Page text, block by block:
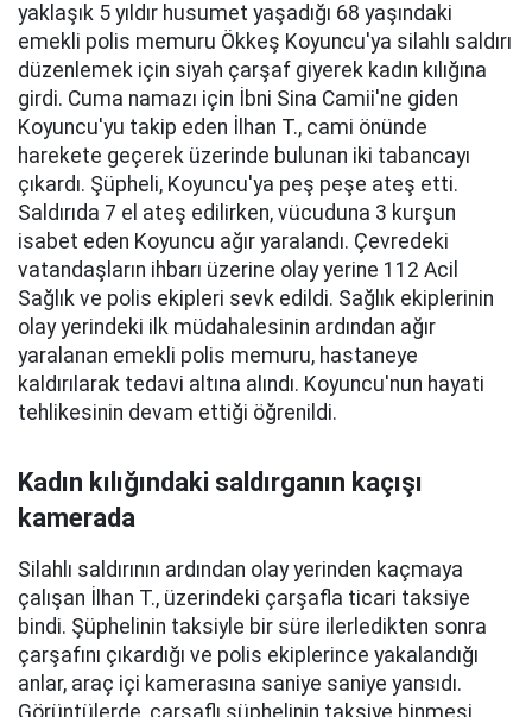
yaklaşık 5 yıldır husumet yaşadığı 68 yaşındaki
emekli polis memuru Ökkeş Koyuncu'ya silahlı saldırı
düzenlemek için siyah çarşaf giyerek kadın kılığına
girdi. Cuma namazı için İbni Sina Camii'ne giden
Koyuncu'yu takip eden İlhan T., cami önünde
harekete geçerek üzerinde bulunan iki tabancayı
çıkardı. Şüpheli, Koyuncu'ya peş peşe ateş etti.
Saldırıda 7 el ateş edilirken, vücuduna 3 kurşun
isabet eden Koyuncu ağır yaralandı. Çevredeki
vatandaşların ihbarı üzerine olay yerine 112 Acil
Sağlık ve polis ekipleri sevk edildi. Sağlık ekiplerinin
olay yerindeki ilk müdahalesinin ardından ağır
yaralanan emekli polis memuru, hastaneye
kaldırılarak tedavi altına alındı. Koyuncu'nun hayati
tehlikesinin devam ettiği öğrenildi.
Kadın kılığındaki saldırganın kaçışı
kamerada
Silahlı saldırının ardından olay yerinden kaçmaya
çalışan İlhan T., üzerindeki çarşafla ticari taksiye
bindi. Şüphelinin taksiyle bir süre ilerledikten sonra
çarşafını çıkardığı ve polis ekiplerince yakalandığı
anlar, araç içi kamerasına saniye saniye yansıdı.
Görüntülerde, çarşaflı şüphelinin taksiye binmesi,